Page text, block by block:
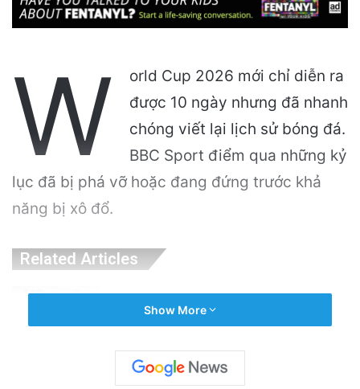
W
orld Cup 2026 mới chỉ diễn ra
được 10 ngày nhưng đã nhanh
chóng viết lại lịch sử bóng đá.
BBC Sport điểm qua những kỷ
lục đã bị phá vỡ hoặc đang đứng trước khả
năng bị xô đổ.
Related Articles
Xã Hội: Nhận Diện ‘Phản Động’ Theo Quan
Điểm Đảng Cộng Sản Việt Nam
10 hours ago
Show More